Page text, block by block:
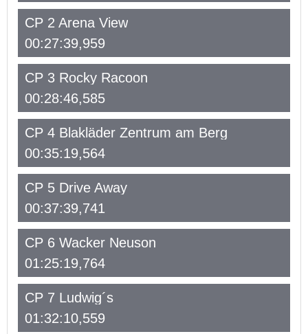
CP 2 Arena View
00:27:39,959
CP 3 Rocky Racoon
00:28:46,585
CP 4 Blakläder Zentrum am Berg
00:35:19,564
CP 5 Drive Away
00:37:39,741
CP 6 Wacker Neuson
01:25:19,764
CP 7 Ludwig´s
01:32:10,559